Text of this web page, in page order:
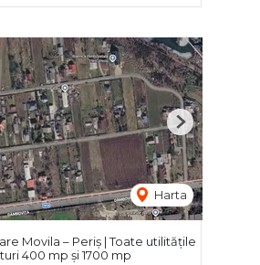
Harta
Next
Movila – Periș | Toate utilitățile
400 mp și 1700 mp